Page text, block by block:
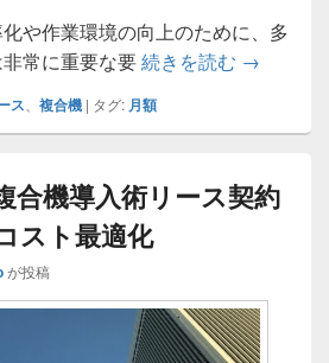
や作業環境の向上のために、多
常に重要な要続きを読む 複合機リ
→
ス 複合機 | タグ: 月額
合機導入術リース契約
スト最適化
が投稿